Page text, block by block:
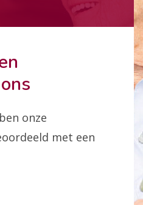
onze
met een